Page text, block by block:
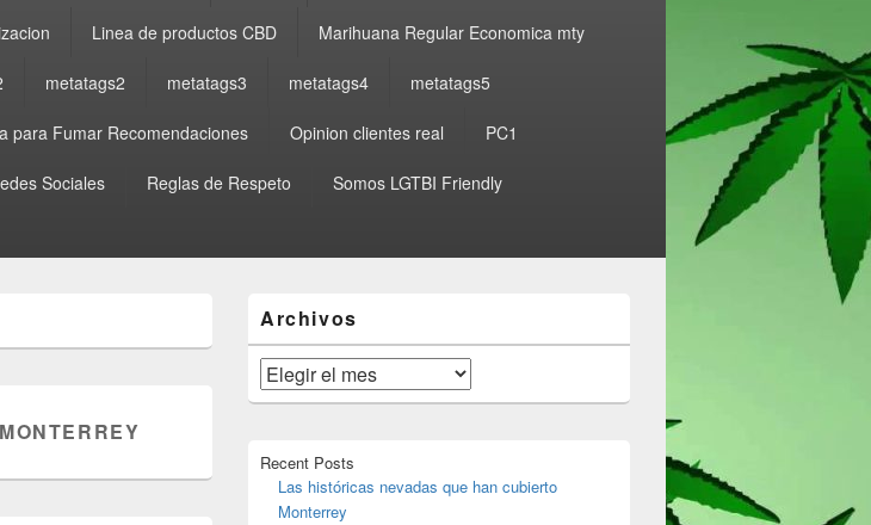
Linea de productos CBD Marihuana Regular Economica mty
metatags2 metatags3 metatags4 metatags5
para Fumar Recomendaciones Opinion clientes real PC1
Sociales Reglas de Respeto Somos LGTBI Friendly
área
de
widget
barra
lateral
Archivos
Archivos
Recent Posts
Las históricas nevadas que han cubierto
Monterrey